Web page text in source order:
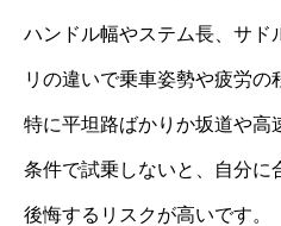
ハンドル幅やステム長、サド
リの違いで乗車姿勢や疲労の
特に平坦路ばかりか坂道や高
条件で試乗しないと、自分に
後悔するリスクが高いです。